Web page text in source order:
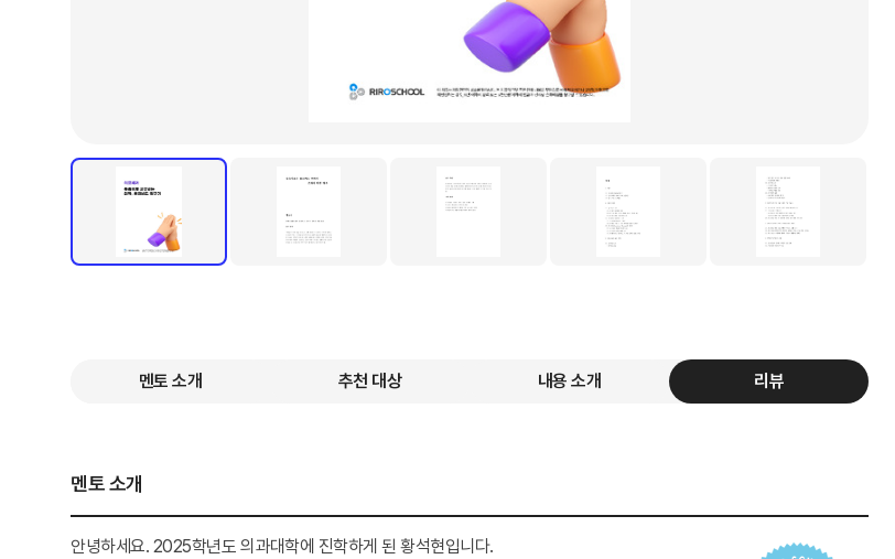
멘토 소개 추천 대상 내용 소개 리뷰
멘토 소개
안녕하세요. 2025학년도 의과대학에 진학하게 된 황석현입니다.